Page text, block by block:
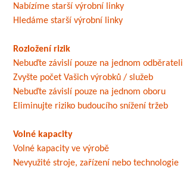
Nabízíme starší výrobní linky
Hledáme starší výrobní linky
Rozložení rizik
Nebuďte závislí pouze na jednom odběrateli
Zvyšte počet Vašich výrobků / služeb
Nebuďte závislí pouze na jednom oboru
Eliminujte riziko budoucího snížení tržeb
Volné kapacity
Volné kapacity ve výrobě
Nevyužité stroje, zařízení nebo technologie